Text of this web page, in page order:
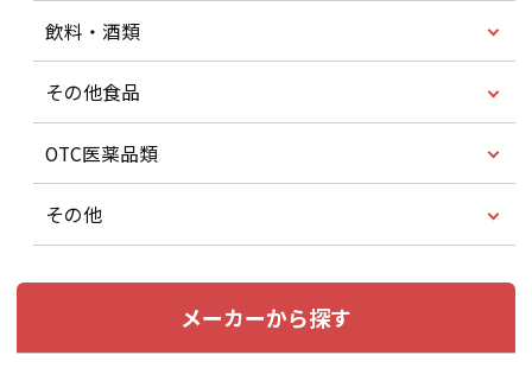
飲料・酒類
その他食品
OTC医薬品類
その他
メーカーから探す